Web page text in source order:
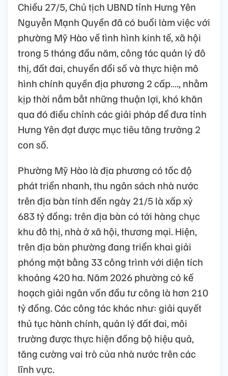
Chiều 27/5, Chủ tịch UBND tỉnh Hưng Yên
Nguyễn Mạnh Quyền đã có buổi làm việc với
phường Mỹ Hào về tình hình kinh tế, xã hội
trong 5 tháng đầu năm, công tác quản lý đô
thị, đất đai, chuyển đổi số và thực hiện mô
hình chính quyền địa phương 2 cấp…., nhằm
kịp thời nắm bắt những thuận lợi, khó khăn
qua đó điều chỉnh các giải pháp để đưa tỉnh
Hưng Yên đạt được mục tiêu tăng trưởng 2
con số.
Phường Mỹ Hào là địa phương có tốc độ
phát triển nhanh, thu ngân sách nhà nước
trên địa bàn tính đến ngày 21/5 là xấp xỷ
683 tỷ đồng; trên địa bàn có tới hàng chục
khu đô thị, nhà ở xã hội, thương mại. Hiện,
trên địa bàn phường đang triển khai giải
phóng mặt bằng 33 công trình với diện tích
khoảng 420 ha. Năm 2026 phường có kế
hoạch giải ngân vốn đầu tư công là hơn 210
tỷ đồng. Các công tác khác như: giải quyết
thủ tục hành chính, quản lý đất đai, môi
trường được thực hiện đồng bộ hiệu quả,
tăng cường vai trò của nhà nước trên các
lĩnh vực.